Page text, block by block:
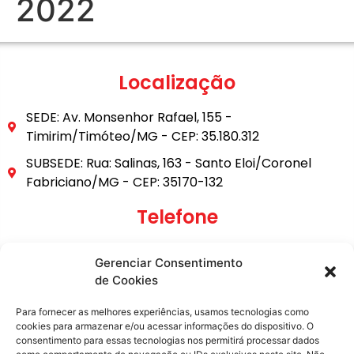
Gerenciar Consentimento
de Cookies
Para fornecer as melhores experiências, usamos tecnologias como
cookies para armazenar e/ou acessar informações do dispositivo. O
consentimento para essas tecnologias nos permitirá processar dados
2022
Localização
SEDE: Av. Monsenhor Rafael, 155 -
Timirim/Timóteo/MG - CEP: 35.180.312
SUBSEDE: Rua: Salinas, 163 - Santo Eloi/Coronel
Fabriciano/MG - CEP: 35170-132
Telefone
(31) 99795-6921
E-mail
secretaria@metasita.org.br